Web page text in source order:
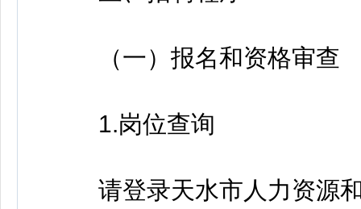
（一）报名和资格审查
1.岗位查询
请登录天水市人力资源和